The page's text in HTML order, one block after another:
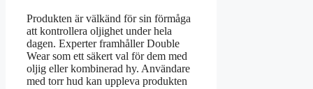
Produkten är välkänd för sin förmåga
att kontrollera oljighet under hela
dagen. Experter framhåller Double
Wear som ett säkert val för dem med
oljig eller kombinerad hy. Användare
med torr hud kan uppleva produkten